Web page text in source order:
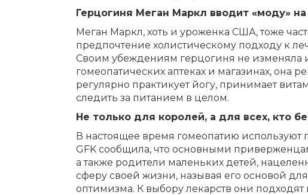
Герцогиня Меган Маркл вводит «моду»
Меган Маркл, хоть и уроженка США, тоже
предпочтение холистическому подходу к
Своим убеждениям герцогиня не изменяла
гомеопатических аптеках и магазинах, она
регулярно практикует йогу, принимает
следить за питанием в целом.
Не только для королей, а для всех, кто
В настоящее время гомеопатию используют
GFK сообщила, что основными
а также родители маленьких детей,
сферу своей жизни, называя его основой
оптимизма. К выбору лекарств они